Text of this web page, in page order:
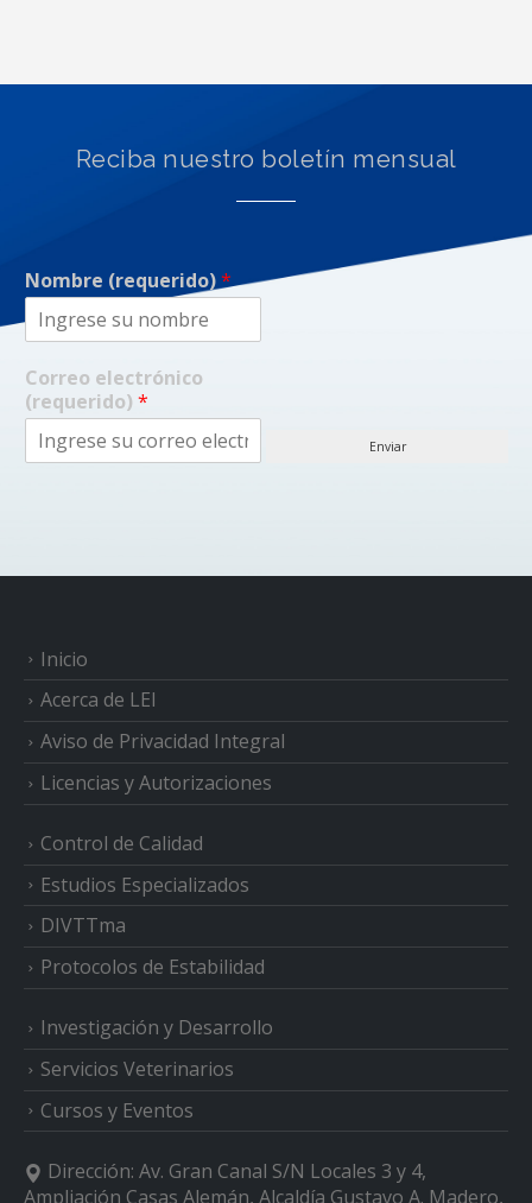
Reciba nuestro boletín mensual
Nombre (requerido)*
Correo electrónico
(requerido) *
Enviar
Inicio
Acerca de LEI
Aviso de Privacidad Integral
Licencias y Autorizaciones
Control de Calidad
Estudios Especializados
DIVTTma
Protocolos de Estabilidad
Investigación y Desarrollo
Servicios Veterinarios
Cursos y Eventos
Dirección: Av. Gran Canal S/N Locales 3 y 4,
Ampliación Casas Alemán, Alcaldía Gustavo A. Madero,